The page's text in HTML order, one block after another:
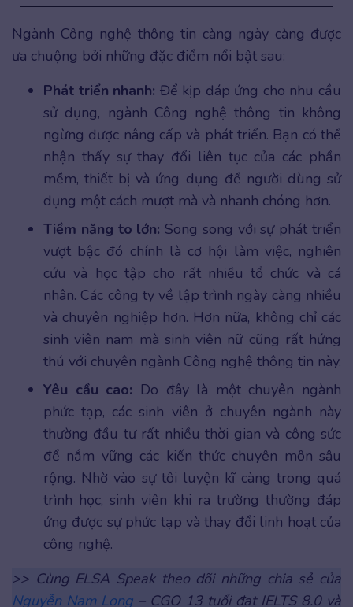
Ngành Công nghệ thông tin càng ngày càng được
ưa chuộng bởi những đặc điểm nổi bật sau:
Phát triển nhanh: Để kịp đáp ứng cho nhu cầu
sử dụng, ngành Công nghệ thông tin không
ngừng được nâng cấp và phát triển. Bạn có thể
nhận thấy sự thay đổi liên tục của các phần
mềm, thiết bị và ứng dụng để người dùng sử
dụng một cách mượt mà và nhanh chóng hơn.
Tiềm năng to lớn: Song song với sự phát triển
vượt bậc đó chính là cơ hội làm việc, nghiên
cứu và học tập cho rất nhiều tổ chức và cá
nhân. Các công ty về lập trình ngày càng nhiều
và chuyên nghiệp hơn. Hơn nữa, không chỉ các
sinh viên nam mà sinh viên nữ cũng rất hứng
thú với chuyên ngành Công nghệ thông tin này.
Yêu cầu cao: Do đây là một chuyên ngành
phức tạp, các sinh viên ở chuyên ngành này
thường đầu tư rất nhiều thời gian và công sức
để nắm vững các kiến thức chuyên môn sâu
rộng. Nhờ vào sự tôi luyện kĩ càng trong quá
trình học, sinh viên khi ra trường thường đáp
ứng được sự phức tạp và thay đổi linh hoạt của
công nghệ.
>> Cùng ELSA Speak theo dõi những chia sẻ của
Nguyễn Nam Long – CGO 13 tuổi đạt IELTS 8.0 và